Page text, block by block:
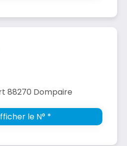
88270 Dompaire
le N° *